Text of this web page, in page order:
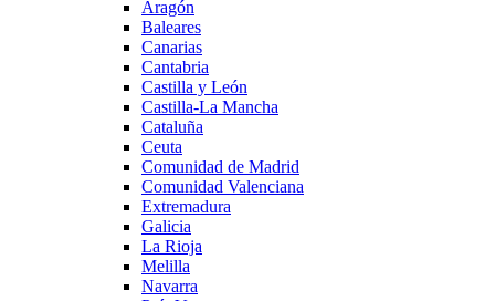
Aragón
Baleares
Canarias
Cantabria
Castilla y León
Castilla-La Mancha
Cataluña
Ceuta
Comunidad de Madrid
Comunidad Valenciana
Extremadura
Galicia
La Rioja
Melilla
Navarra